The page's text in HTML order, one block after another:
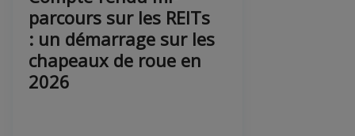
parcours sur les REITs
: un démarrage sur les
chapeaux de roue en
2026